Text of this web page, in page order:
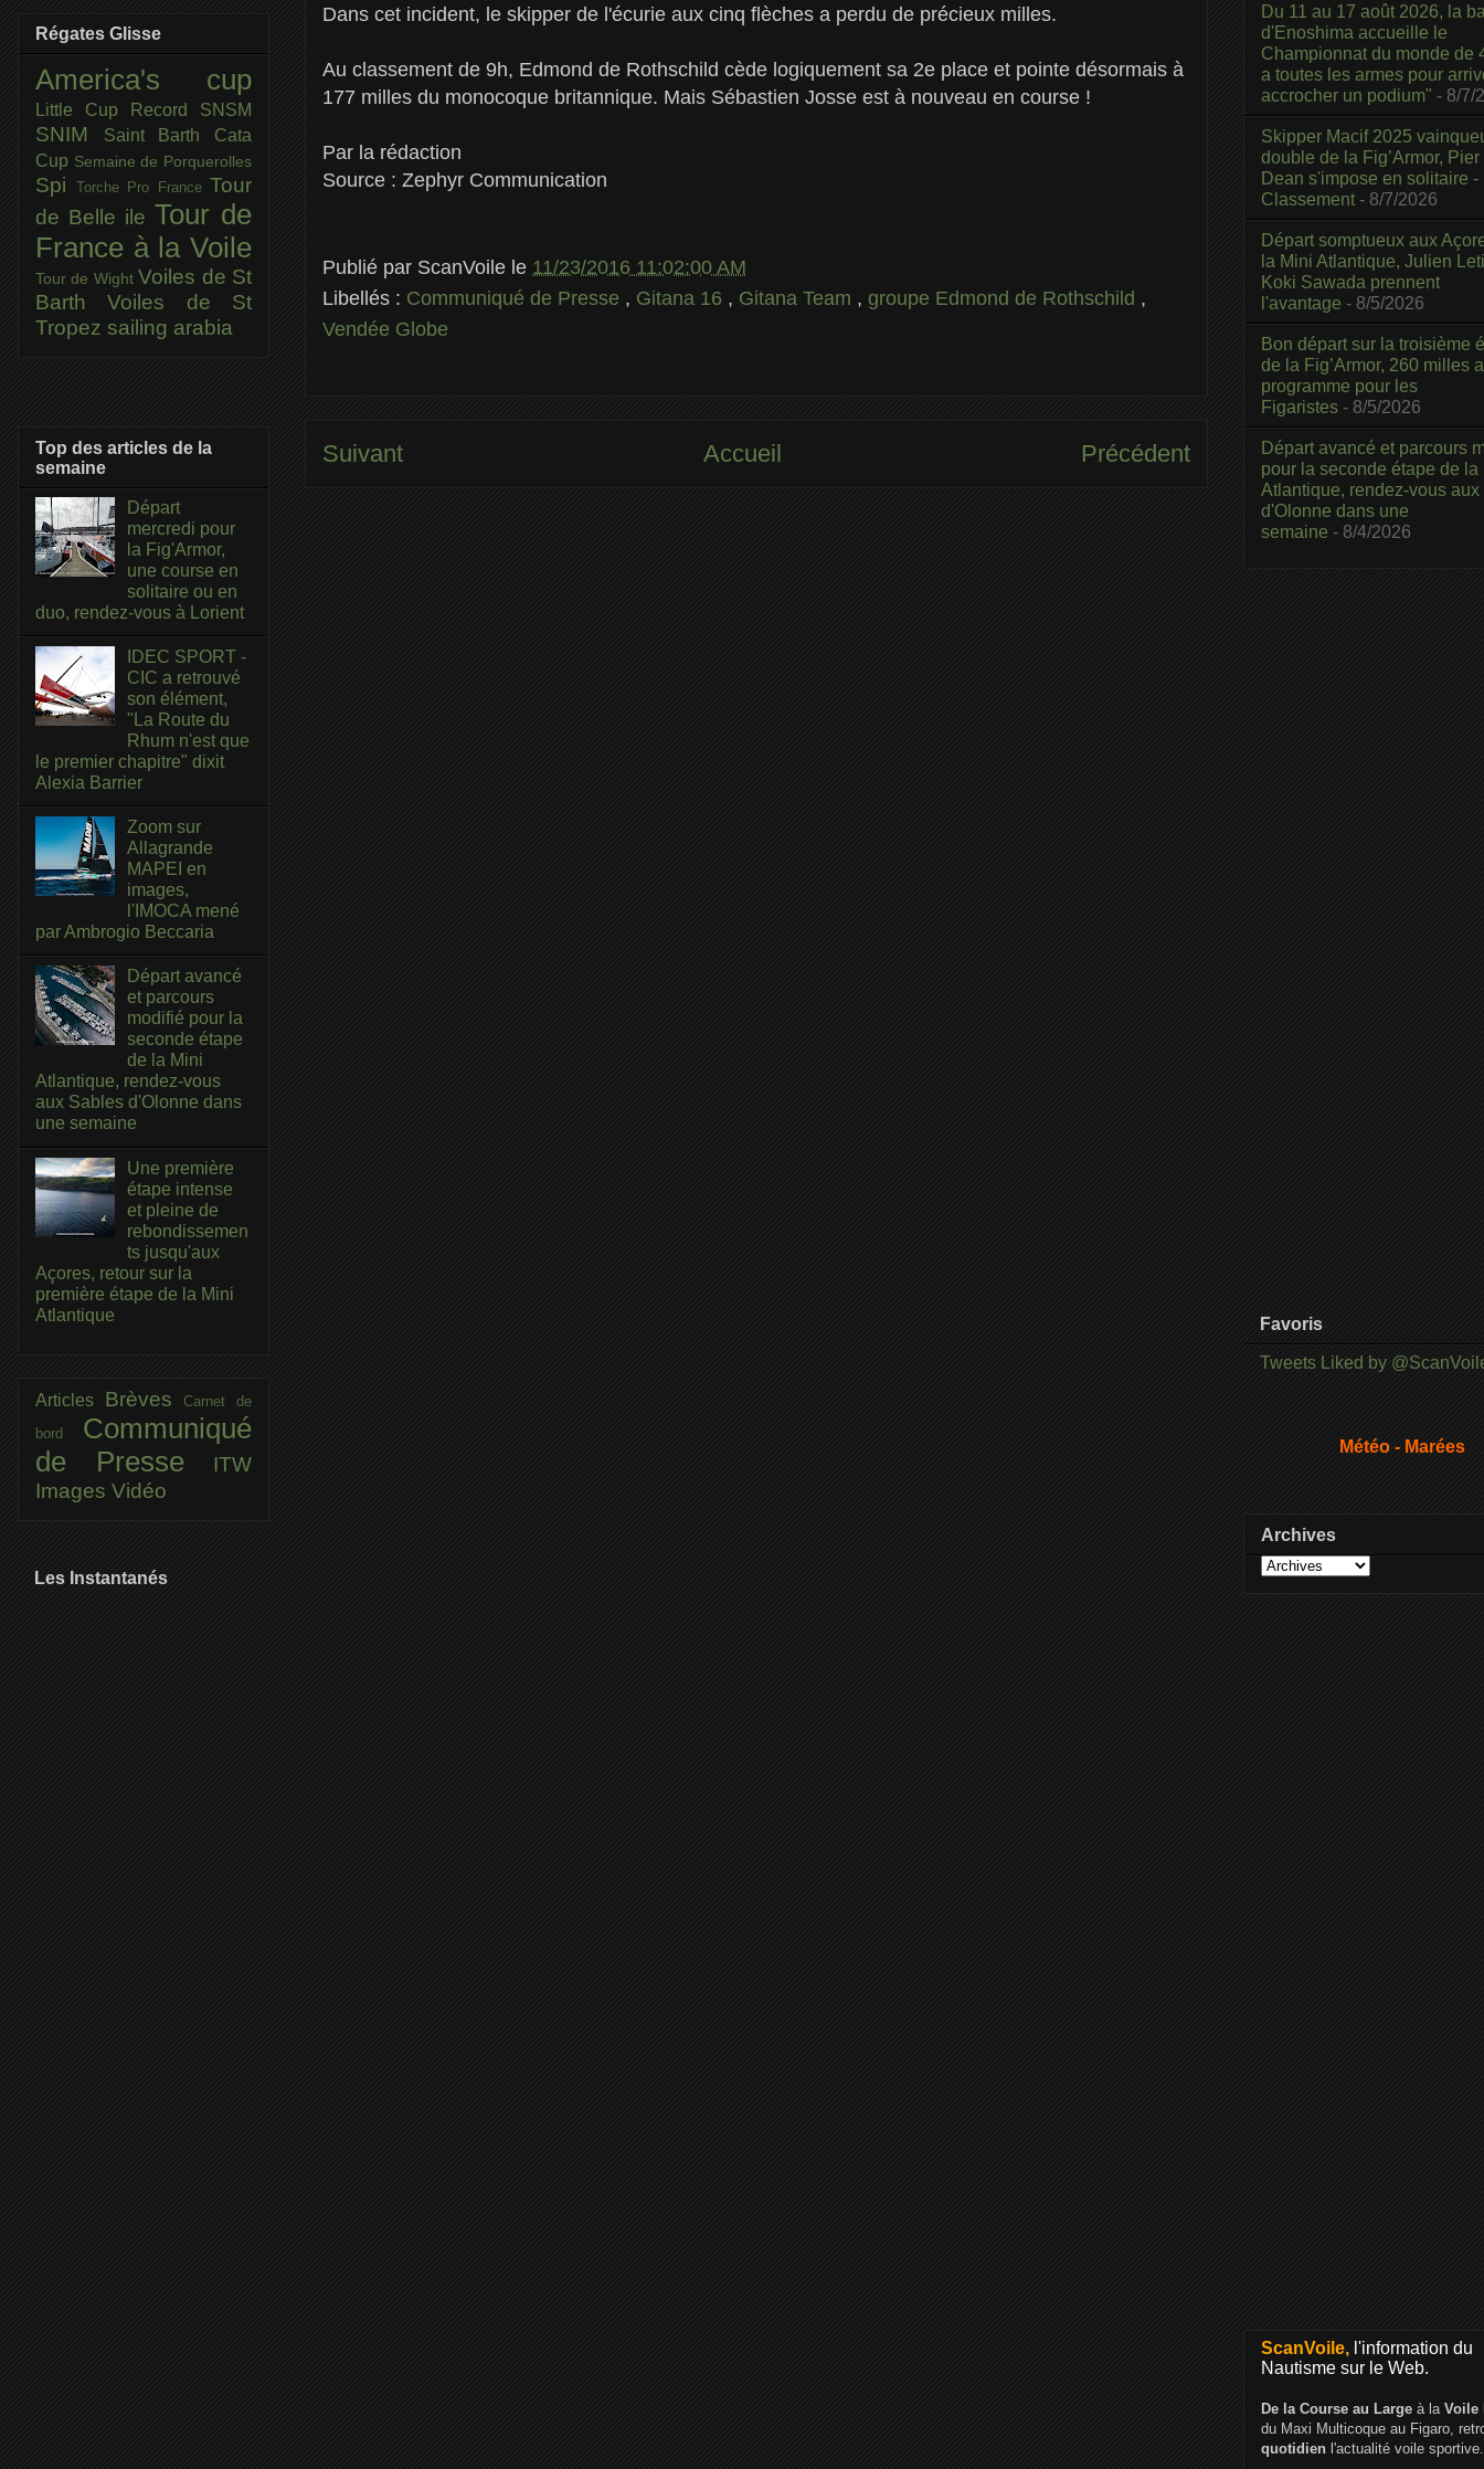
Dans cet incident, le skipper de l'écurie aux cinq flèches a perdu de précieux milles.
Au classement de 9h, Edmond de Rothschild cède logiquement sa 2e place et pointe désormais à
177 milles du monocoque britannique. Mais Sébastien Josse est à nouveau en course !
Par la rédaction
Source : Zephyr Communication
Publié par ScanVoile le 11/23/2016 11:02:00 AM
Libellés : Communiqué de Presse , Gitana 16 , Gitana Team , groupe Edmond de Rothschild ,
Vendée Globe
Suivant Précédent
Accueil
Régates Glisse
America's cup
Little Cup Record SNSM
SNIM
Saint Barth Cata
Cup Semaine de Porquerolles
Spi Torche Pro France Tour
de Belle ile Tour de
France à la Voile
Tour de Wight Voiles de St
BarthVoiles de St
Tropez sailing arabia
Top des articles de la
semaine
Départ
mercredi pour
la Fig'Armor,
une course en
solitaire ou en
duo, rendez-vous à Lorient
IDEC SPORT -
CIC a retrouvé
son élément,
"La Route du
Rhum n'est que
le premier chapitre" dixit
Alexia Barrier
Zoom sur
Allagrande
MAPEI en
images,
l'IMOCA mené
par Ambrogio Beccaria
Départ avancé
et parcours
modifié pour la
seconde étape
de la Mini
Atlantique, rendez-vous
aux Sables d'Olonne dans
une semaine
Une première
étape intense
et pleine de
rebondissemen
ts jusqu'aux
Açores, retour sur la
première étape de la Mini
Atlantique
Articles BrèvesCarnet de
bord Communiqué
de Presse
ITW
Images Vidéo
Les Instantanés
Du 11 au 17 août 2026, la
d'Enoshima accueille le
Championnat du monde de
a toutes les armes pour
accrocher un podium" - 8/7/
Skipper Macif 2025
double de la Fig’Armor,
Dean s'impose en solitaire -
Classement - 8/7/2026
Départ somptueux aux
la Mini Atlantique, Julien
Koki Sawada prennent
l'avantage - 8/5/2026
Bon départ sur la troisième
de la Fig’Armor, 260 milles
programme pour les
Figaristes - 8/5/2026
Départ avancé et parcours
pour la seconde étape de la
Atlantique, rendez-vous
d'Olonne dans une
semaine - 8/4/2026
Favoris
Tweets Liked by
Météo - Marées
Archives
ScanVoile, l'information du
Nautisme sur le Web.
De la Course au Large à la Voile
du Maxi Multicoque au Figaro,
quotidien l'actualité voile sportive.